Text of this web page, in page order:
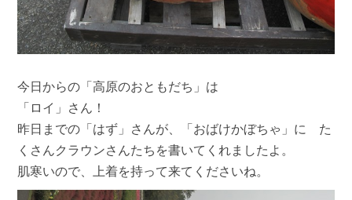
今日からの「高原のおともだち」は
「ロイ」さん！
昨日までの「はず」さんが、「おばけかぼちゃ」に た
くさんクラウンさんたちを書いてくれましたよ。
肌寒いので、上着を持って来てくださいね。